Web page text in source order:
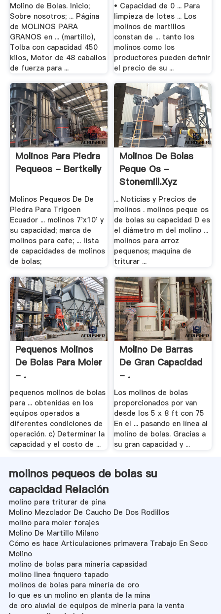
Molino de Bolas. Inicio;
Sobre nosotros; ... Página
de MOLINOS PARA
GRANOS en ... (martillo),
Tolba con capacidad 450
kilos, Motor de 48 caballos
de fuerza para ...
• Capacidad de 0 ... Para
limpieza de lotes ... Los
molinos de martillos
constan de ... tanto los
molinos como los
productores pueden definir
el precio de su ...
Molinos Para Piedra
Pequeos - Bertkelly
Molinos Pequeos De De
Piedra Para Trigoen
Ecuador ... molinos 7'x10' y
su capacidad; marca de
molinos para cafe; ... lista
de capacidades de molinos
de bolas;
Molinos De Bolas
Peque Os -
Stonemill.xyz
... Noticias y Precios de
molinos . molinos peque os
de bolas su capacidad D es
el diámetro m del molino ...
molinos para arroz
pequenos; maquina de
triturar ...
Pequenos Molinos
De Bolas Para Moler
- .
pequenos molinos de bolas
para ... obtenidas en los
equipos operados a
diferentes condiciones de
operación. c) Determinar la
capacidad y el costo de ...
Molino De Barras
De Gran Capacidad
- .
Los molinos de bolas
proporcionados por van
desde los 5 x 8 ft con 75
En el ... pasando en línea al
molino de bolas. Gracias a
su gran capacidad y ...
molinos pequeos de bolas su
capacidad Relación
molino para triturar de pina
Molino Mezclador De Caucho De Dos Rodillos
molino para moler forajes
Molino De Martillo Milano
Cómo es hace Articulaciones primavera Trabajo En Seco
Molino
molino de bolas para mineria capasidad
molino linea finquero tapado
molinos de bolas para minería de oro
lo que es un molino en planta de la mina
de oro aluvial de equipos de minería para la venta